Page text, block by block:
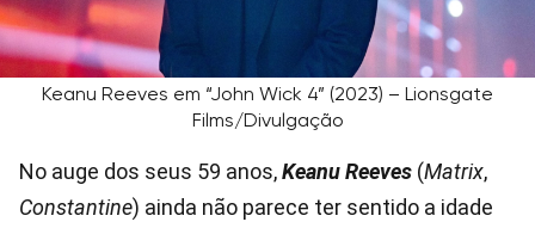
Keanu Reeves em “John Wick 4” (2023) – Lionsgate
Films/Divulgação
No auge dos seus 59 anos,Keanu Reeves (Matrix,
Constantine) ainda não parece ter sentido a idade